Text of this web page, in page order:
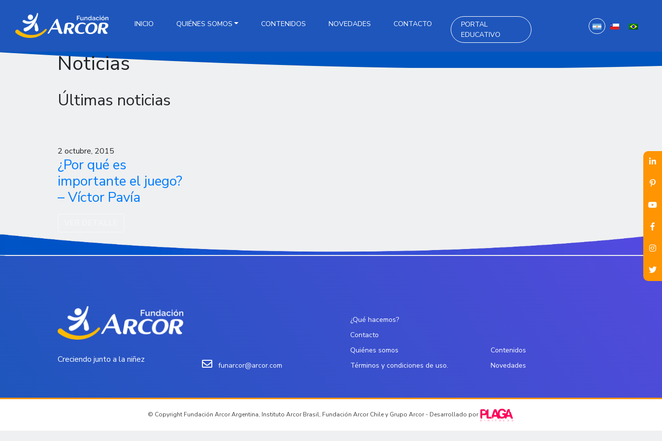
INICIO QUIÉNES SOMOS CONTENIDOS NOVEDADES CONTACTO
PORTAL
EDUCATIVO
Noticias
Últimas noticias
2 octubre, 2015
¿Por qué es
importante el juego?
– Víctor Pavía
Creciendo junto a la niñez
funarcor@arcor.com
¿Qué hacemos?
Contacto
Quiénes somos
Términos y condiciones de uso.
Contenidos
Novedades
© Copyright Fundación Arcor Argentina, Instituto Arcor Brasil, Fundación Arcor Chile y Grupo Arcor - Desarrollado por